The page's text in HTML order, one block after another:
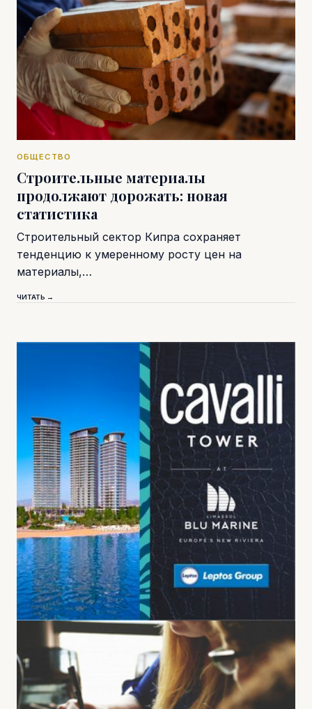
ОБЩЕСТВО
Строительные материалы
продолжают дорожать: новая
статистика
Строительный сектор Кипра сохраняет
тенденцию к умеренному росту цен на
материалы,…
ЧИТАТЬ →